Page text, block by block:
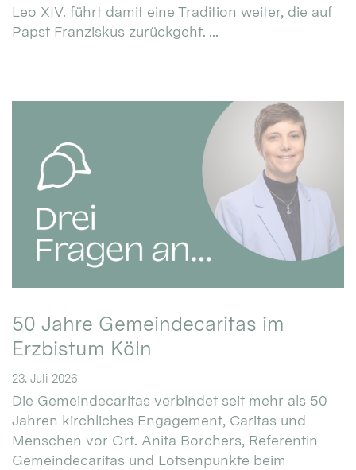
Leo XIV. führt damit eine Tradition weiter, die auf
Papst Franziskus zurückgeht. ...
50 Jahre Gemeindecaritas im
Erzbistum Köln
23. Juli 2026
Die Gemeindecaritas verbindet seit mehr als 50
Jahren kirchliches Engagement, Caritas und
Menschen vor Ort. Anita Borchers, Referentin
Gemeindecaritas und Lotsenpunkte beim